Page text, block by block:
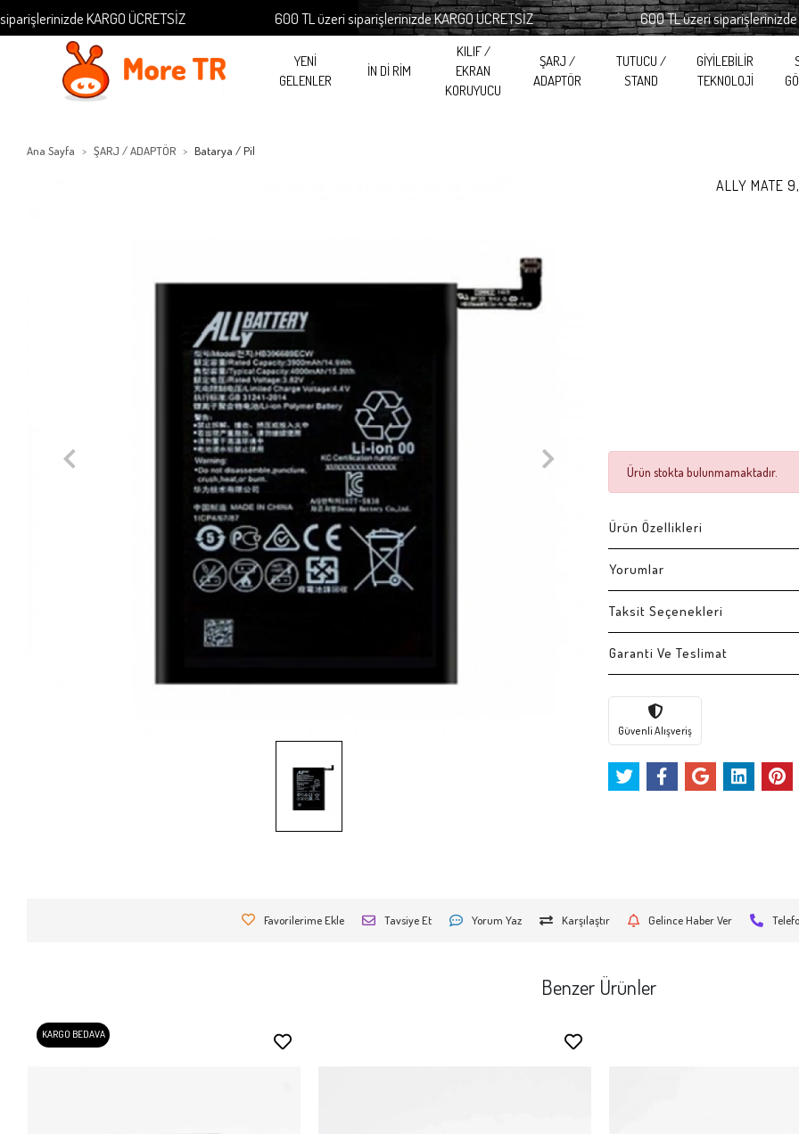
KARGO ÜCRETSİZ 600 TL üzeri siparişlerinizde KARGO ÜCRETSİZ 600 TL üzeri siparişlerinizde
YENİ
GELENLER
İN Dİ RİM
KILIF /
EKRAN
KORUYUCU
ŞARJ /
ADAPTÖR
TUTUCU /
STAND
GİYİLEBİLİR
TEKNOLOJİ
Ana Sayfa ŞARJ / ADAPTÖR Batarya / Pil
ALLY MATE
Ürün stokta bulunmamaktadır.
Ürün Özellikleri
Yorumlar
Taksit Seçenekleri
Garanti Ve Teslimat
Güvenli Alışveriş
Favorilerime Ekle Tavsiye Et Yorum Yaz Karşılaştır Gelince Haber Ver
Benzer Ürünler
KARGO BEDAVA